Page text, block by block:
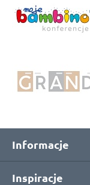
Informacje
Inspiracje